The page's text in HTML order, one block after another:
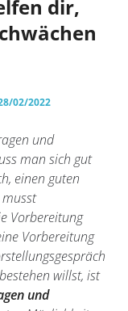
dir,
02/2022
und
man sich gut
einen guten
Vorbereitung
Vorbereitung
willst, ist
und